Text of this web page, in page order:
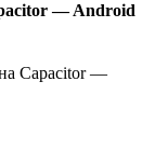
— Android
Capacitor —